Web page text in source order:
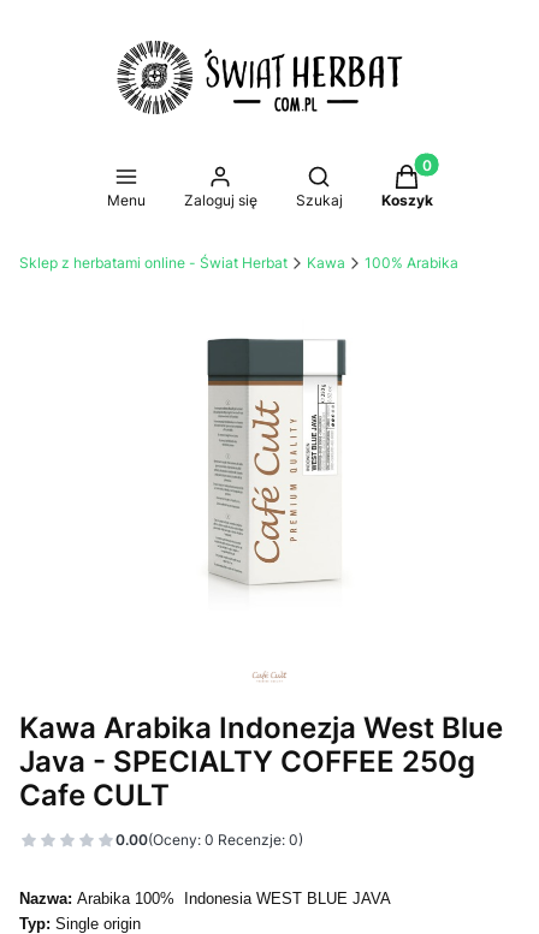
Menu Zaloguj się
Otwórz wyszukiwarkę
Szukaj
Produkty w
Koszyk
Sklep z herbatami online - Świat Herbat Kawa 100% Arabika
Kawa Arabika Indonezja West Blue
Java - SPECIALTY COFFEE 250g
Cafe CULT
0.00(Oceny: 0 Recenzje: 0)
Nazwa: Arabika 100% Indonesia WEST BLUE JAVA
Typ: Single origin